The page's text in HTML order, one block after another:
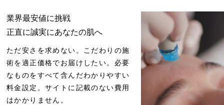
業界最安値に挑戦
正直に誠実にあなたの肌へ
ただ安さを求めない。こだわりの施
術を適正価格でお届けしたい。必要
なものをすべて含んだわかりやすい
料金設定。サイトに記載のない費用
はかかりません。